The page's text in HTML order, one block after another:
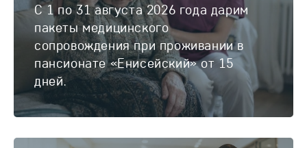
С 1 по 31 августа 2026 года дарим
пакеты медицинского
сопровождения при проживании в
пансионате «Енисейский» от 15
дней.